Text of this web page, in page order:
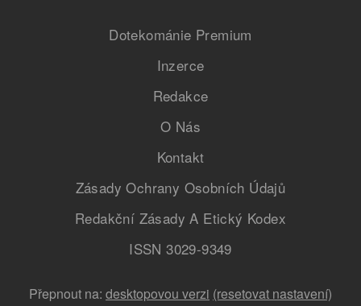
Dotekománie Premium
Inzerce
Redakce
O Nás
Kontakt
Zásady Ochrany Osobních Údajů
Redakční Zásady A Etický Kodex
ISSN 3029-9349
Přepnout na: desktopovou verzi (resetovat nastavení)